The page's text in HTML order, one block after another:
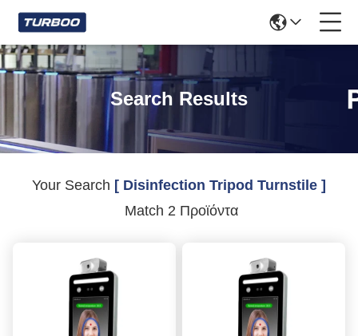
Search Results
Your Search [ Disinfection Tripod Turnstile ]
Match 2 Προϊόντα